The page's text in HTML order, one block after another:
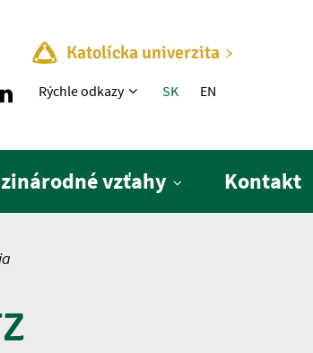
Katolícka univerzita
Rýchle menu
Rýchle odkazy SK EN
vzťahy Kontakt